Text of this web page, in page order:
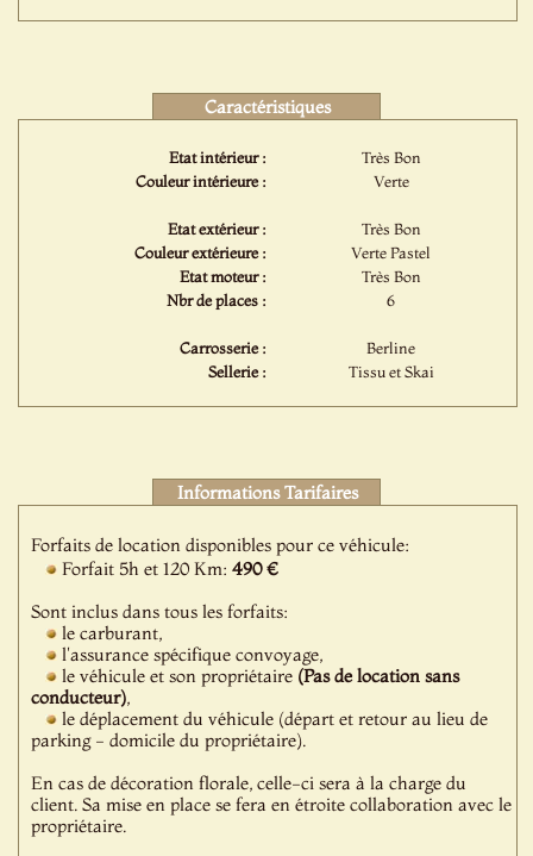
Caractéristiques
Etat intérieur :
Très Bon
Couleur intérieure :
Verte
Etat extérieur :
Très Bon
Couleur extérieure :
Verte Pastel
Etat moteur :
Très Bon
Nbr de places :
6
Carrosserie :
Berline
Sellerie :
Tissu et Skai
Informations Tarifaires
Forfaits de location disponibles pour ce véhicule:
Forfait 5h et 120 Km:490 €
Sont inclus dans tous les forfaits:
le carburant,
l'assurance spécifique convoyage,
le véhicule et son propriétaire (Pas de location sans
conducteur),
le déplacement du véhicule (départ et retour au lieu de
parking - domicile du propriétaire).
En cas de décoration florale, celle-ci sera à la charge du
client. Sa mise en place se fera en étroite collaboration avec le
propriétaire.